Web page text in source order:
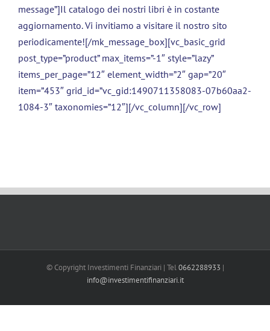
message”]Il catalogo dei nostri libri è in costante
aggiornamento. Vi invitiamo a visitare il nostro sito
periodicamente![/mk_message_box][vc_basic_grid
post_type=”product” max_items=”-1″ style=”lazy”
items_per_page=”12″ element_width=”2″ gap=”20″
item=”453″ grid_id=”vc_gid:1490711358083-07b60aa2-
1084-3″ taxonomies=”12″][/vc_column][/vc_row]
© Copyright Investimenti Finanziari | Tel0662288933 |
info@investimentifinanziari.it